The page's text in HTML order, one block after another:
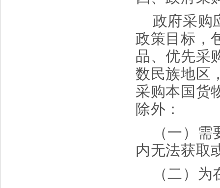
政府采购
政策目标，
品、优先采
数民族地区
采购本国货
除外：
（一）
内无法获取
（二）